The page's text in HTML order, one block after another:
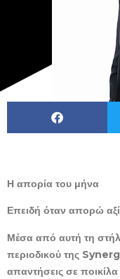
Η απορία του μήνα
Επειδή όταν απορώ
Μέσα από αυτή τη
περιοδικού της
απαντήσεις σε